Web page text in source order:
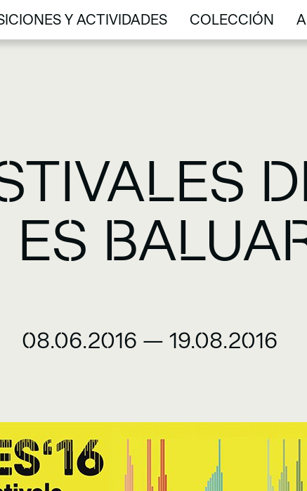
Y ACTIVIDADES
Y ACTIVIDADES
COLECCIÓN
COLECCIÓN
ES
08.06.2016 — 19.08.2016